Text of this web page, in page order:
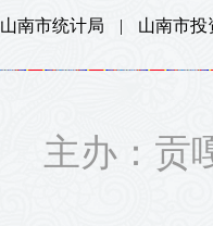
山南市统计局 | 山南市投
主办：贡